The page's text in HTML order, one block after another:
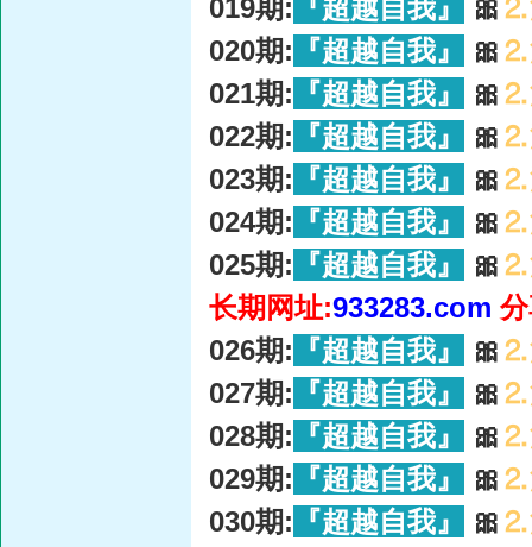
019期: 『超越自我』 🎀 ⒉
020期: 『超越自我』 🎀 ⒉
021期: 『超越自我』 🎀 ⒉
022期: 『超越自我』 🎀 ⒉
023期: 『超越自我』 🎀 ⒉
024期: 『超越自我』 🎀 ⒉
025期: 『超越自我』 🎀 ⒉
长期网址:933283.com
026期: 『超越自我』 🎀 ⒉
027期: 『超越自我』 🎀 ⒉
028期: 『超越自我』 🎀 ⒉
029期: 『超越自我』 🎀 ⒉
030期: 『超越自我』 🎀 ⒉